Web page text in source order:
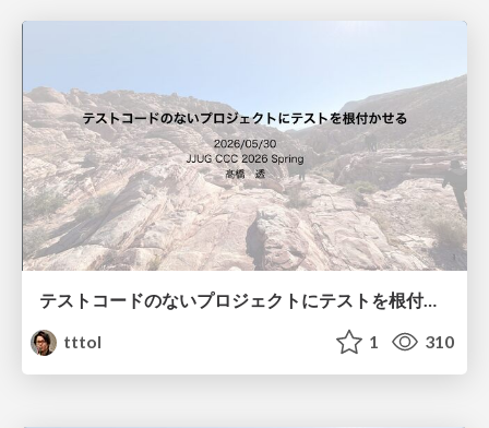
テストコードのないプロジェクトにテストを根付かせる
tttol
1 310